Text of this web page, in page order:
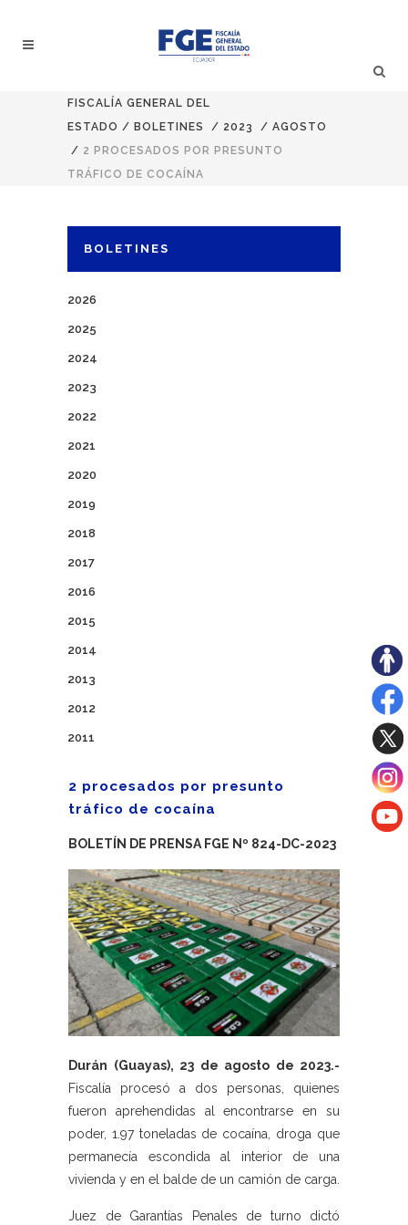
FISCALÍA GENERAL DEL
ESTADO / BOLETINES / 2023 / AGOSTO
/ 2 PROCESADOS POR PRESUNTO
TRÁFICO DE COCAÍNA
BOLETINES
2026
2025
2024
2023
2022
2021
2020
2019
2018
2017
2016
2015
2014
2013
2012
2011
2 procesados por presunto
tráfico de cocaína
BOLETÍN DE PRENSA FGE Nº 824-DC-2023
Durán (Guayas), 23 de agosto de 2023.-
Fiscalía procesó a dos personas, quienes
fueron aprehendidas al encontrarse en su
poder, 1.97 toneladas de cocaína, droga que
permanecía escondida al interior de una
vivienda y en el balde de un camión de carga.
Juez de Garantías Penales de turno dictó